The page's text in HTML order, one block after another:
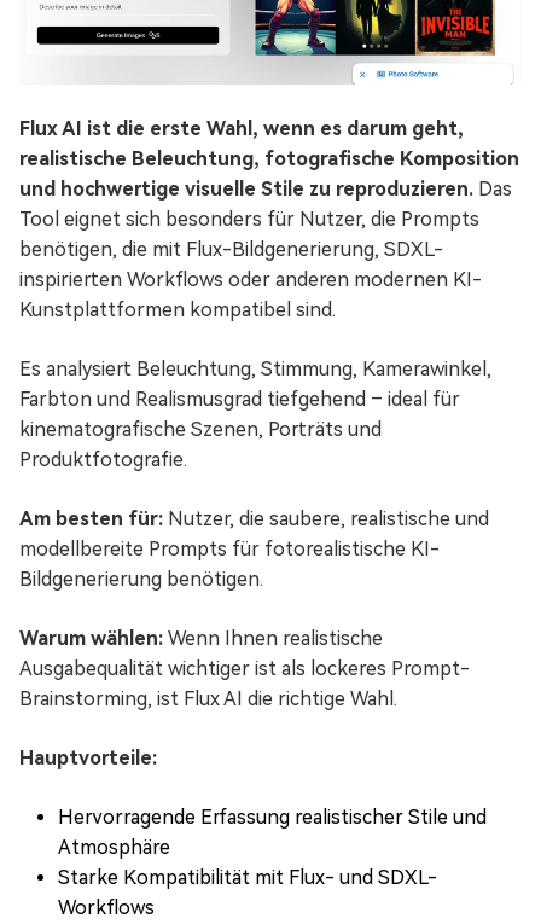
Flux AI ist die erste Wahl, wenn es darum geht,
realistische Beleuchtung, fotografische Komposition
und hochwertige visuelle Stile zu reproduzieren. Das
Tool eignet sich besonders für Nutzer, die Prompts
benötigen, die mit Flux-Bildgenerierung, SDXL-
inspirierten Workflows oder anderen modernen KI-
Kunstplattformen kompatibel sind.
Es analysiert Beleuchtung, Stimmung, Kamerawinkel,
Farbton und Realismusgrad tiefgehend – ideal für
kinematografische Szenen, Porträts und
Produktfotografie.
Am besten für: Nutzer, die saubere, realistische und
modellbereite Prompts für fotorealistische KI-
Bildgenerierung benötigen.
Warum wählen: Wenn Ihnen realistische
Ausgabequalität wichtiger ist als lockeres Prompt-
Brainstorming, ist Flux AI die richtige Wahl.
Hauptvorteile:
Hervorragende Erfassung realistischer Stile und
Atmosphäre
Starke Kompatibilität mit Flux- und SDXL-
Workflows